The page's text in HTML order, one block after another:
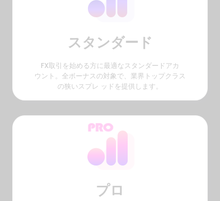
スタンダード
FX取引を始める方に最適なスタンダードアカ
ウント。全ボーナスの対象で、業界トップクラス
の狭いスプレ ッドを提供します。
プロ